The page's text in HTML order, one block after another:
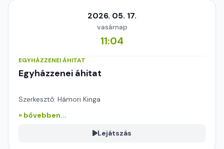
2026. 05. 17.
vasárnap
11:04
EGYHÁZZENEI ÁHITAT
Egyházzenei áhitat
Szerkesztő: Hámori Kinga
» bővebben...
Lejátszás